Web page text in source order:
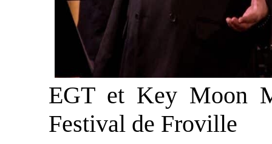
EGT et Key Moon
Festival de Froville